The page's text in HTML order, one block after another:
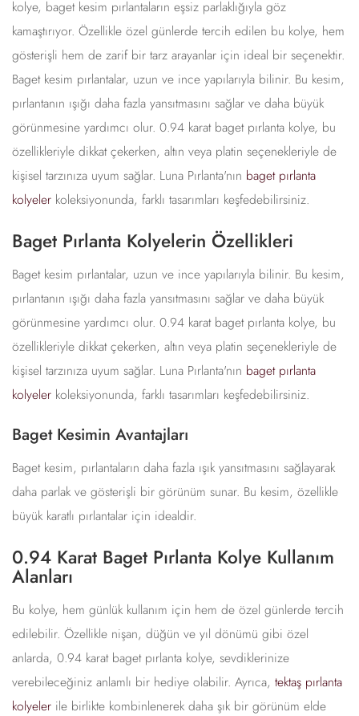
kolye, baget kesim pırlantaların eşsiz parlaklığıyla göz
kamaştırıyor. Özellikle özel günlerde tercih edilen bu kolye, hem
gösterişli hem de zarif bir tarz arayanlar için ideal bir seçenektir.
Baget kesim pırlantalar, uzun ve ince yapılarıyla bilinir. Bu kesim,
pırlantanın ışığı daha fazla yansıtmasını sağlar ve daha büyük
görünmesine yardımcı olur. 0.94 karat baget pırlanta kolye, bu
özellikleriyle dikkat çekerken, altın veya platin seçenekleriyle de
kişisel tarzınıza uyum sağlar. Luna Pırlanta'nın baget pırlanta
kolyeler koleksiyonunda, farklı tasarımları keşfedebilirsiniz.
Baget Pırlanta Kolyelerin Özellikleri
Baget kesim pırlantalar, uzun ve ince yapılarıyla bilinir. Bu kesim,
pırlantanın ışığı daha fazla yansıtmasını sağlar ve daha büyük
görünmesine yardımcı olur. 0.94 karat baget pırlanta kolye, bu
özellikleriyle dikkat çekerken, altın veya platin seçenekleriyle de
kişisel tarzınıza uyum sağlar. Luna Pırlanta'nın baget pırlanta
kolyeler koleksiyonunda, farklı tasarımları keşfedebilirsiniz.
Baget Kesimin Avantajları
Baget kesim, pırlantaların daha fazla ışık yansıtmasını sağlayarak
daha parlak ve gösterişli bir görünüm sunar. Bu kesim, özellikle
büyük karatlı pırlantalar için idealdir.
0.94 Karat Baget Pırlanta Kolye Kullanım
Alanları
Bu kolye, hem günlük kullanım için hem de özel günlerde tercih
edilebilir. Özellikle nişan, düğün ve yıl dönümü gibi özel
anlarda, 0.94 karat baget pırlanta kolye, sevdiklerinize
verebileceğiniz anlamlı bir hediye olabilir. Ayrıca, tektaş pırlanta
kolyeler ile birlikte kombinlenerek daha şık bir görünüm elde